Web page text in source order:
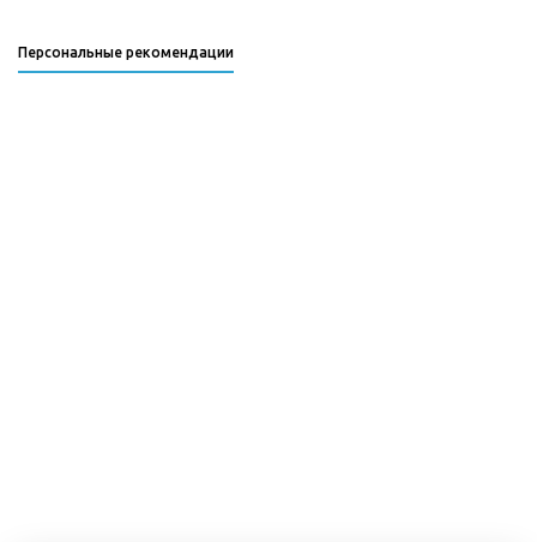
Персональные рекомендации